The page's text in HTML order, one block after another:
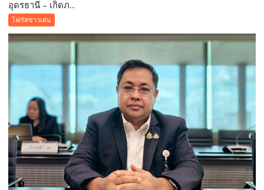
ประดิษฐาน
มหกรรม
สวน
อุดรธานี
2569
เปิด
พื้นที่
ศรัทธา
อุดรธานี – เกิดภ...
โฟกัสข่าวเด่น